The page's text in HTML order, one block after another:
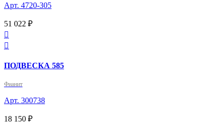
Арт. 4720-305
51 022 ₽


ПОДВЕСКА 585
Фианит
Арт. 300738
18 150 ₽